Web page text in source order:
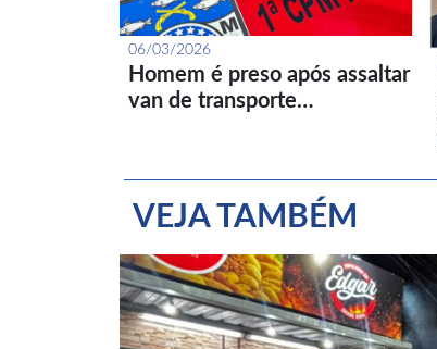
06/03/2026
Homem é preso após assaltar
van de transporte…
VEJA TAMBÉM